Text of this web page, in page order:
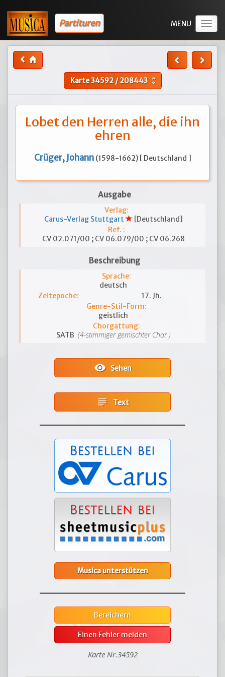
Partituren
Karte34592/208443 unfold_more
Lobet den Herren alle, die ihn
ehren
Crüger, Johann (1598-1662) [ Deutschland ]
Ausgabe
Verlag:
Carus-Verlag Stuttgart
[Deutschland]
Ref. :
CV 02.071/00 ; CV 06.079/00 ; CV 06.268
Beschreibung
Sprache:
deutsch
Zeitepoche:
17. Jh.
Genre-Stil-Form:
geistlich
Chorgattung:
SATB (4-stimmiger gemischter Chor )
visibilitySehen
subject Text
Musica unterstützen
Bereichern
Einen Fehler melden
Karte Nr.34592